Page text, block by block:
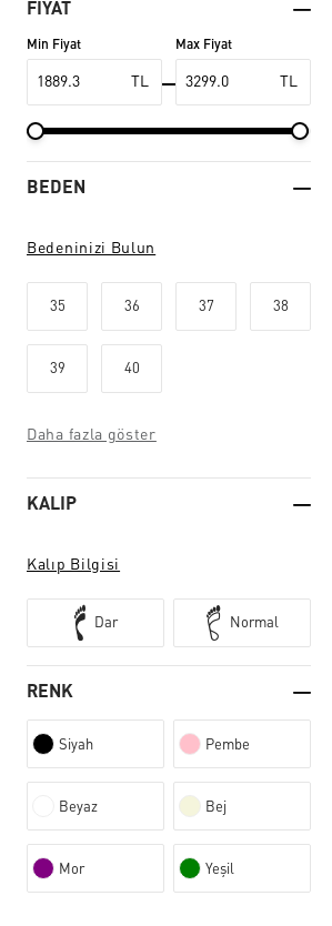
FIYAT
Min Fiyat
TL
Max Fiyat
TL
BEDEN
Bedeninizi Bulun
35 36 37 38
39 40
Daha fazla göster
KALIP
Kalıp Bilgisi
Dar Normal
RENK
Siyah Pembe
Beyaz Bej
Mor Yeşil